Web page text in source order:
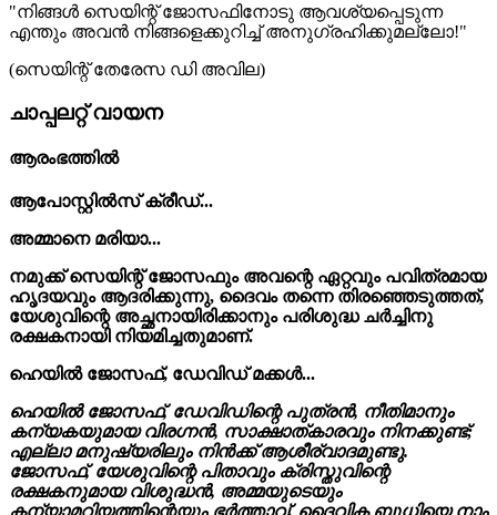
"നിങ്ങൾ സെയിന്റ് ജോസഫിനോടു ആവശ്യപ്പെടുന്ന
എന്തും അവൻ നിങ്ങളെക്കുറിച്ച് അനുഗ്രഹിക്കുമല്ലോ!"
(സെയിന്റ് തേരേസ ഡി അവില)
ചാപ്പലറ്റ് വായന
ആരംഭത്തിൽ
ആപോസ്റ്റിൽസ് ക്രീഡ്...
അമ്മാനെ മരിയാ...
നമുക്ക് സെയിന്റ് ജോസഫും അവന്റെ ഏറ്റവും പവിത്രമായ
ഹൃദയവും ആദരിക്കുന്നു, ദൈവം തന്നെ തിരഞ്ഞെടുത്തത്,
യേശുവിന്റെ അച്ഛനായിരിക്കാനും പരിശുദ്ധ ചർച്ചിനു
രക്ഷകനായി നിയമിച്ചതുമാണ്.
ഹെയിൽ ജോസഫ്, ഡേവിഡ് മക്കൾ...
ഹെയിൽ ജോസഫ്, ഡേവിഡിന്റെ പുത്രൻ, നീതിമാനും
കന്യകയുമായ വിരഗ്നന്‍, സാക്ഷാത്കാരവും നിനക്കുണ്ട്;
എല്ലാ മനുഷ്യരിലും നിൻക്ക് ആശീര്വാദമുണ്ടു.
ജോസഫ്, യേശുവിന്റെ പിതാവും ക്രിസ്തുവിന്റെ
രക്ഷകനുമായ വിശുദ്ധൻ, അമ്മയുടെയും